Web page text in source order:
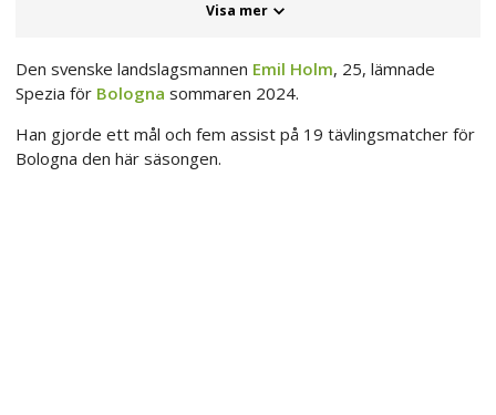
Visa mer
Den svenske landslagsmannen Emil Holm, 25, lämnade
Spezia för Bologna sommaren 2024.
Han gjorde ett mål och fem assist på 19 tävlingsmatcher för
Bologna den här säsongen.